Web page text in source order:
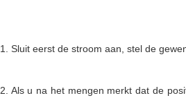
1. Sluit eerst de stroom aan, stel de
2. Als u na het mengen merkt dat de